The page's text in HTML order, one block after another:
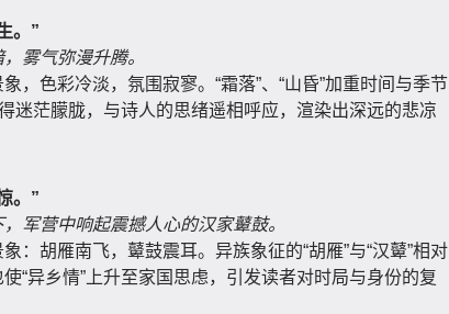
。”
雾气弥漫升腾。
，色彩冷淡，氛围寂寥。“霜落”、“山昏”加重时间与季节
迷茫朦胧，与诗人的思绪遥相呼应，渲染出深远的悲凉
。”
军营中响起震撼人心的汉家鼙鼓。
：胡雁南飞，鼙鼓震耳。异族象征的“胡雁”与“汉鼙”相对
“异乡情”上升至家国思虑，引发读者对时局与身份的复